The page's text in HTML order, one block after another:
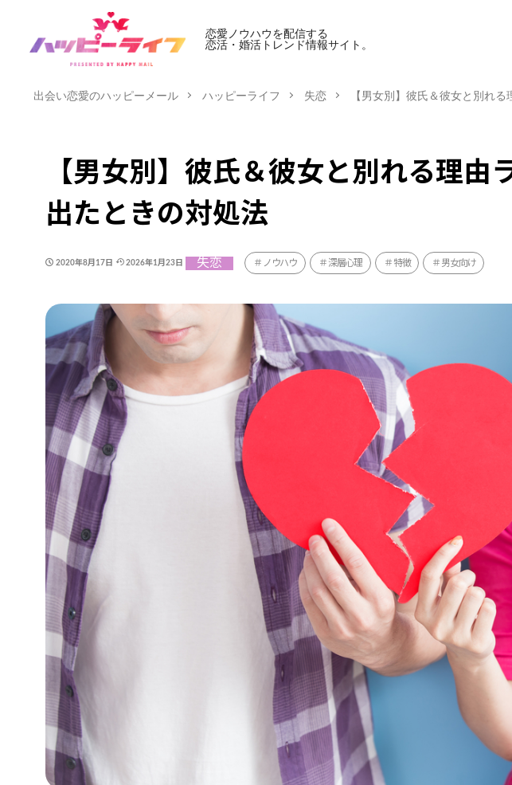
恋愛ノウハウを配信する
恋活・婚活トレンド情報サイト。
出会い恋愛のハッピーメール ハッピーライフ 失恋 【男女別】彼氏＆彼女と別れ
【男女別】彼氏＆彼女と別れる理由
出たときの対処法
2020年8月17日 2026年1月23日 失恋 ノウハウ 深層心理 特徴 男女向け